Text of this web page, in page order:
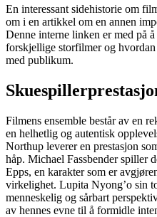
En interessant sidehistorie om
om i en artikkel om en annen
Denne interne linken er med på
forskjellige storfilmer og
med publikum.
Filmens ensemble består av en
en helhetlig og autentisk
Northup leverer en prestasjon
håp. Michael Fassbender spiller
Epps, en karakter som er
virkelighet. Lupita Nyong’o sin
menneskelig og sårbart
av hennes evne til å formidle